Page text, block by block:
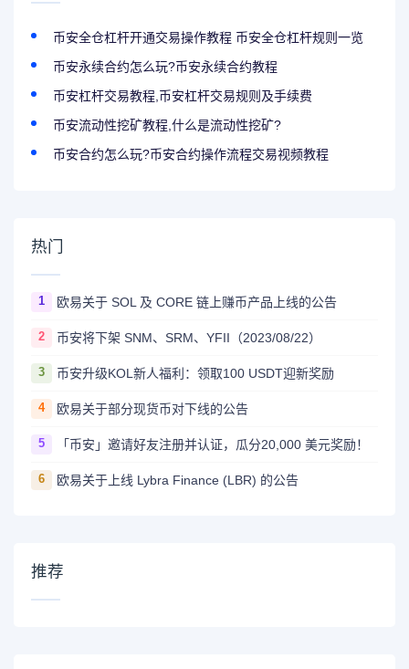
币安全仓杠杆开通交易操作教程 币安全仓杠杆规则一览
币安永续合约怎么玩?币安永续合约教程
币安杠杆交易教程,币安杠杆交易规则及手续费
币安流动性挖矿教程,什么是流动性挖矿?
币安合约怎么玩?币安合约操作流程交易视频教程
热门
1 欧易关于 SOL 及 CORE 链上赚币产品上线的公告
2 币安将下架 SNM、SRM、YFII（2023/08/22）
3 币安升级KOL新人福利：领取100 USDT迎新奖励
4 欧易关于部分现货币对下线的公告
5 「币安」邀请好友注册并认证，瓜分20,000 美元奖励！
6 欧易关于上线 Lybra Finance (LBR) 的公告
推荐